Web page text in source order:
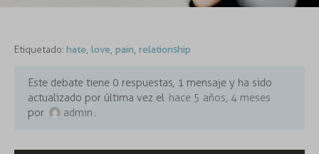
Etiquetado: hate, love, pain, relationship
Este debate tiene 0 respuestas, 1 mensaje y ha sido
actualizado por última vez el hace 5 años, 4 meses
por
admin .